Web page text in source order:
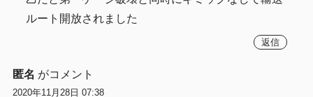
ルート開放されました
返信
匿名 がコメント
2020年11月28日 07:38